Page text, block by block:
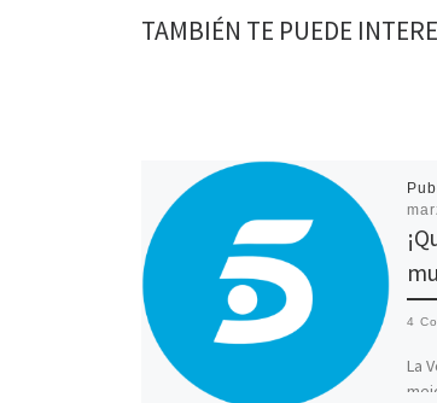
TAMBIÉN TE PUEDE
4
La